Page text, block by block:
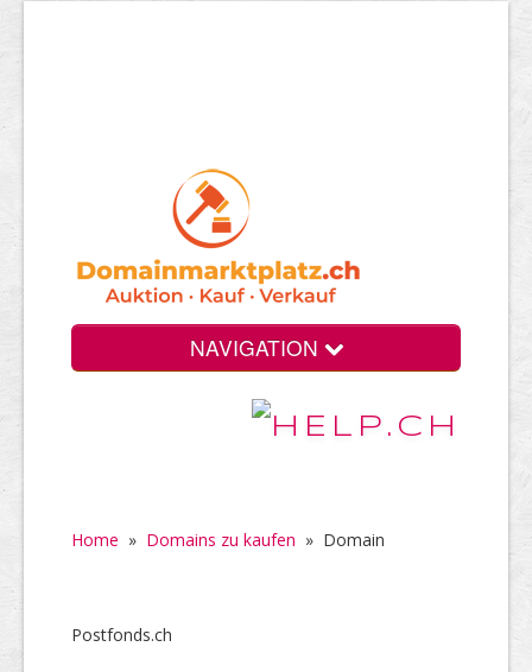
NAVIGATION
Home » Domains zu kaufen » Domain
Postfonds.ch